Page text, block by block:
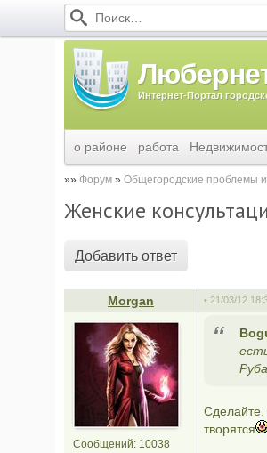
Интернет-Портал
о районе работа
Форум Общегородские проблемы
Женские
Добавить ответ
Morgan • 21/03/12
Сообщений: 10038
Сделайте.
творятся